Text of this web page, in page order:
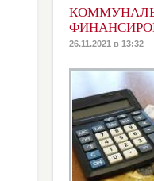
26.11.2021 в 13:32